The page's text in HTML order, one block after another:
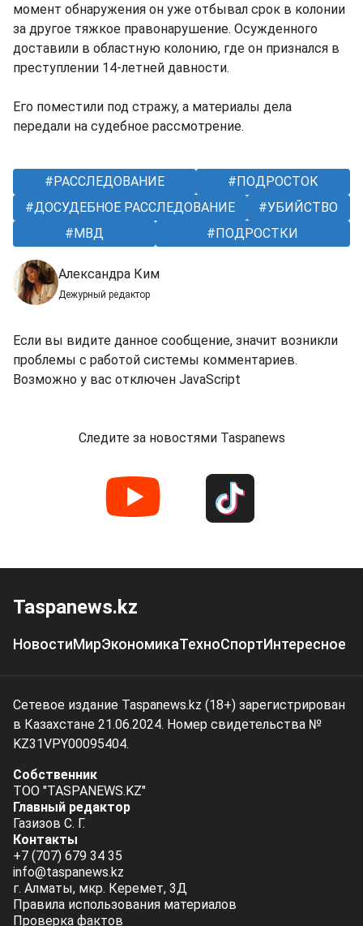
момент обнаружения он уже отбывал срок в колонии
за другое тяжкое правонарушение. Осужденного
доставили в областную колонию, где он признался в
преступлении 14-летней давности.
Его поместили под стражу, а материалы дела
передали на судебное рассмотрение.
РАССЛЕДОВАНИЕ
ПОДРОСТОК
ДОСУДЕБНОЕ РАССЛЕДОВАНИЕ
УБИЙСТВО
МВД
ПОДРОСТКИ
Александра Ким
Дежурный редактор
Если вы видите данное сообщение, значит возникли
проблемы с работой системы комментариев.
Возможно у вас отключен JavaScript
Следите за новостями Taspanews
Taspanews.kz
НовостиМирЭкономикаТехноСпортИнтересное
Сетевое издание Taspanews.kz (18+) зарегистрирован
в Казахстане 21.06.2024. Номер свидетельства №
KZ31VPY00095404.
Собственник
ТОО "TASPANEWS.KZ"
Главный редактор
Газизов С. Г.
Контакты
+7 (707) 679 34 35
info@taspanews.kz
г. Алматы, мкр. Керемет, 3Д
Правила использования материалов
Проверка фактов